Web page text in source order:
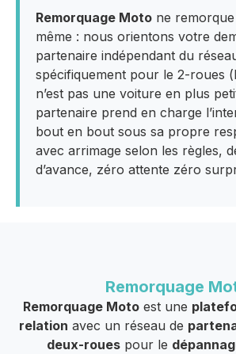
Remorquage Moto ne
même : nous orientons votre
partenaire indépendant du
spécifiquement pour le 2-roues
n’est pas une voiture en plus
partenaire prend en charge
bout en bout sous sa propre
avec arrimage selon les règles,
d’avance, zéro attente zéro
Remorquage
Remorquage Motoest une
relation avec un réseau de
deux-roues pour le